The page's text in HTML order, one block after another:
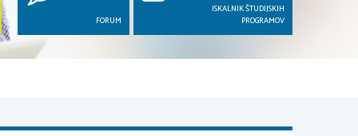
FORUM
ISKALNIK ŠTUDIJSKIH
PROGRAMOV